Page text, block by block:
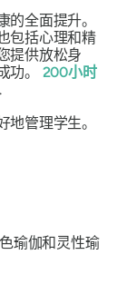
全面提升。
包括心理和精
提供放松身
功。 200小时
管理学生。
瑜伽和灵性瑜